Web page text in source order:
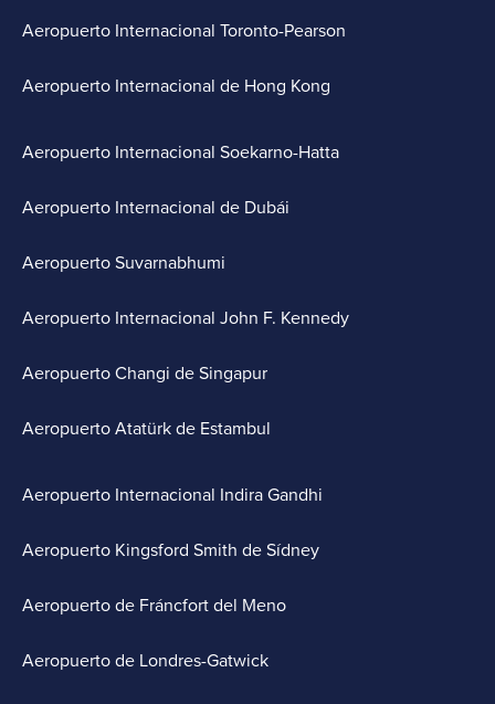
Aeropuerto Internacional Toronto-Pearson
Aeropuerto Internacional de Hong Kong
Aeropuerto Internacional Soekarno-Hatta
Aeropuerto Internacional de Dubái
Aeropuerto Suvarnabhumi
Aeropuerto Internacional John F. Kennedy
Aeropuerto Changi de Singapur
Aeropuerto Atatürk de Estambul
Aeropuerto Internacional Indira Gandhi
Aeropuerto Kingsford Smith de Sídney
Aeropuerto de Fráncfort del Meno
Aeropuerto de Londres-Gatwick